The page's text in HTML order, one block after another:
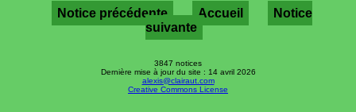
Notice précédente Accueil
Notice
suivante
3847 notices
Dernière mise à jour du site : 14 avril 2026
alexis@clairaut.com
Creative Commons License